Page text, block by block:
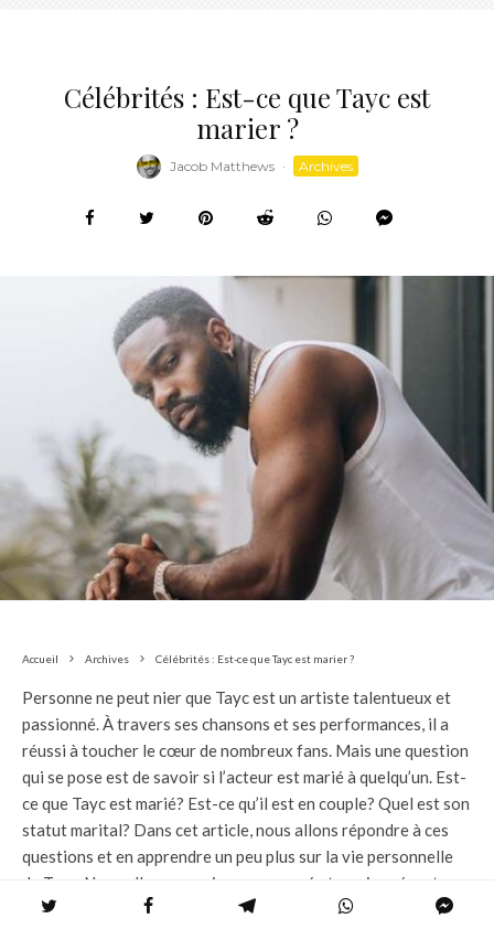
Célébrités : Est-ce que Tayc est
marier ?
Jacob Matthews · Archives
Accueil Archives Célébrités : Est-ce que Tayc est marier ?
Personne ne peut nier que Tayc est un artiste talentueux et
passionné. À travers ses chansons et ses performances, il a
réussi à toucher le cœur de nombreux fans. Mais une question
qui se pose est de savoir si l’acteur est marié à quelqu’un. Est-
ce que Tayc est marié? Est-ce qu’il est en couple? Quel est son
statut marital? Dans cet article, nous allons répondre à ces
questions et en apprendre un peu plus sur la vie personnelle
de Tayc. Nous allons examiner son passé et sa vie présente
pour en savoir plus sur sa vie amoureuse et découvrir s’il est